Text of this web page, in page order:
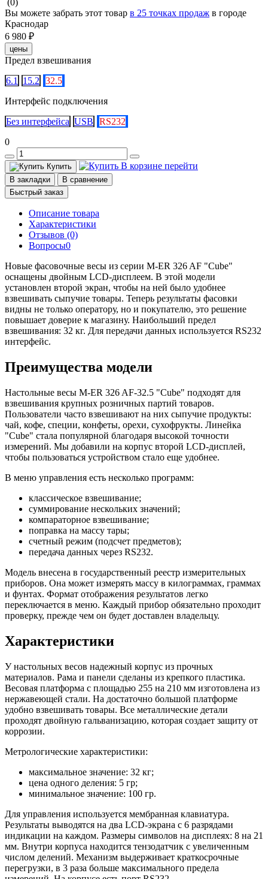
Вы можете забрать этот товар в 25 точках продаж в городе
Краснодар
6 980 ₽
цены
Предел взвешивания
6.1
15.2
32.5
Интерфейс подключения
Без интерфейса USB
RS232
0
Купить В корзине перейти
В закладки
В сравнение
Быстрый заказ
Описание товара
Характеристики
Отзывов (0)
Вопросы0
Новые фасовочные весы из серии M-ER 326 AF "Cube"
оснащены двойным LCD-дисплеем. В этой модели
установлен второй экран, чтобы на ней было удобнее
взвешивать сыпучие товары. Теперь результаты фасовки
видны не только оператору, но и покупателю, это решение
повышает доверие к магазину. Наибольший предел
взвешивания: 32 кг. Для передачи данных используется RS232
интерфейс.
Преимущества модели
Настольные весы M-ER 326 AF-32.5 "Cube" подходят для
взвешивания крупных розничных партий товаров.
Пользователи часто взвешивают на них сыпучие продукты:
чай, кофе, специи, конфеты, орехи, сухофрукты. Линейка
"Cube" стала популярной благодаря высокой точности
измерений. Мы добавили на корпус второй LCD-дисплей,
чтобы пользоваться устройством стало еще удобнее.
В меню управления есть несколько программ:
классическое взвешивание;
суммирование нескольких значений;
компараторное взвешивание;
поправка на массу тары;
счетный режим (подсчет предметов);
передача данных через RS232.
Модель внесена в государственный реестр измерительных
приборов. Она может измерять массу в килограммах, граммах
и фунтах. Формат отображения результатов легко
переключается в меню. Каждый прибор обязательно проходит
проверку, прежде чем он будет доставлен владельцу.
Характеристики
У настольных весов надежный корпус из прочных
материалов. Рама и панели сделаны из крепкого пластика.
Весовая платформа с площадью 255 на 210 мм изготовлена из
нержавеющей стали. На достаточно большой платформе
удобно взвешивать товары. Все металлические детали
проходят двойную гальванизацию, которая создает защиту от
коррозии.
Метрологические характеристики:
максимальное значение: 32 кг;
цена одного деления: 5 гр;
минимальное значение: 100 гр.
Для управления используется мембранная клавиатура.
Результаты выводятся на два LCD-экрана с 6 разрядами
индикации на каждом. Размеры символов на дисплеях: 8 на 21
мм. Внутри корпуса находится тензодатчик с увеличенным
числом делений. Механизм выдерживает краткосрочные
перегрузки, в 3 раза больше максимального предела